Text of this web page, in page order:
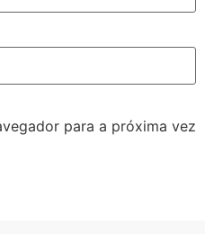
para a próxima vez